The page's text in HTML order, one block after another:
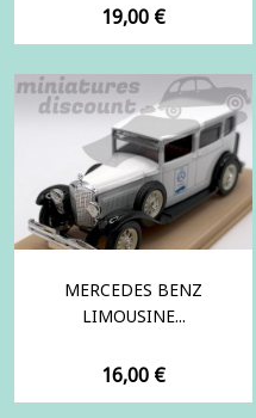
Prix
19,00 €
MERCEDES BENZ
LIMOUSINE...
Prix
16,00 €